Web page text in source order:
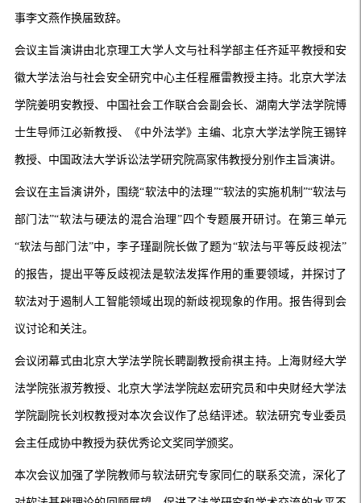
事李文燕作换届致辞。
会议主旨演讲由北京理工大学人文与社科学部主任齐延平教授和安
徽大学法治与社会安全研究中心主任程雁雷教授主持。北京大学法
学院姜明安教授、中国社会工作联合会副会长、湖南大学法学院博
士生导师江必新教授、《中外法学》主编、北京大学法学院王锡锌
教授、中国政法大学诉讼法学研究院高家伟教授分别作主旨演讲。
会议在主旨演讲外，围绕“软法中的法理”“软法的实施机制”“软法与
部门法”“软法与硬法的混合治理”四个专题展开研讨。在第三单元
“软法与部门法”中，李子瑾副院长做了题为“软法与平等反歧视法”
的报告，提出平等反歧视法是软法发挥作用的重要领域，并探讨了
软法对于遏制人工智能领域出现的新歧视现象的作用。报告得到会
议讨论和关注。
会议闭幕式由北京大学法学院长聘副教授俞祺主持。上海财经大学
法学院张淑芳教授、北京大学法学院赵宏研究员和中央财经大学法
学院副院长刘权教授对本次会议作了总结评述。软法研究专业委员
会主任成协中教授为获优秀论文奖同学颁奖。
本次会议加强了学院教师与软法研究专家同仁的联系交流，深化了